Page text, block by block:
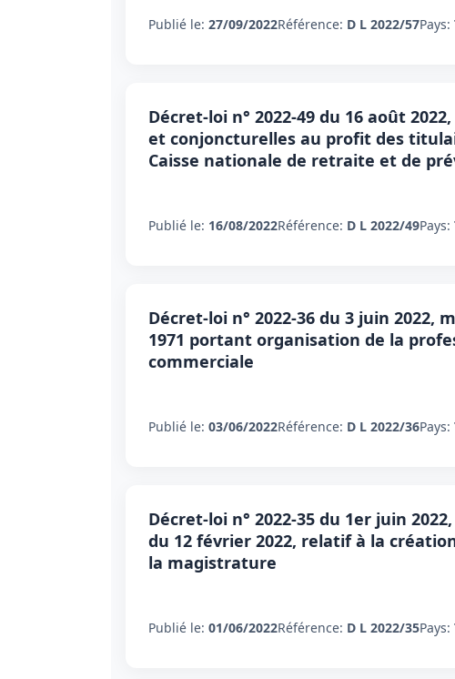
Publié le: 27/09/2022Référence: D L 2022/57Pays:
Décret-loi n° 2022-49 du 16 août
et conjoncturelles au profit des
Caisse nationale de retraite et de
Publié le: 16/08/2022Référence: D L 2022/49Pays:
Décret-loi n° 2022-36 du 3 juin 2022,
1971 portant organisation de la
commerciale
Publié le: 03/06/2022Référence: D L 2022/36Pays:
Décret-loi n° 2022-35 du 1er juin
du 12 février 2022, relatif à la
la magistrature
Publié le: 01/06/2022Référence: D L 2022/35Pays: